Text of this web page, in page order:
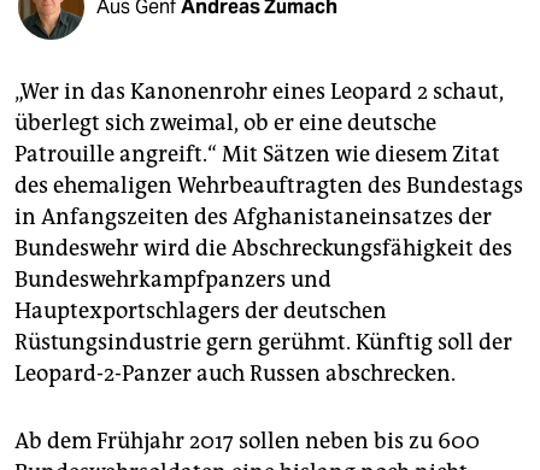
abo
genossenschaft
epaper login
Aus GenfAndreas Zumach
„Wer in das Kanonenrohr eines Leopard 2 schaut,
überlegt sich zweimal, ob er eine deutsche
Patrouille angreift.“ Mit Sätzen wie diesem Zitat
des ehemaligen Wehrbeauftragten des Bundestags
in Anfangszeiten des Afghanistaneinsatzes der
Bundeswehr wird die Abschreckungsfähigkeit des
Bundeswehrkampfpanzers und
Hauptexportschlagers der deutschen
Rüstungsindustrie gern gerühmt. Künftig soll der
Leopard-2-Panzer auch Russen abschrecken.
Ab dem Frühjahr 2017 sollen neben bis zu 600